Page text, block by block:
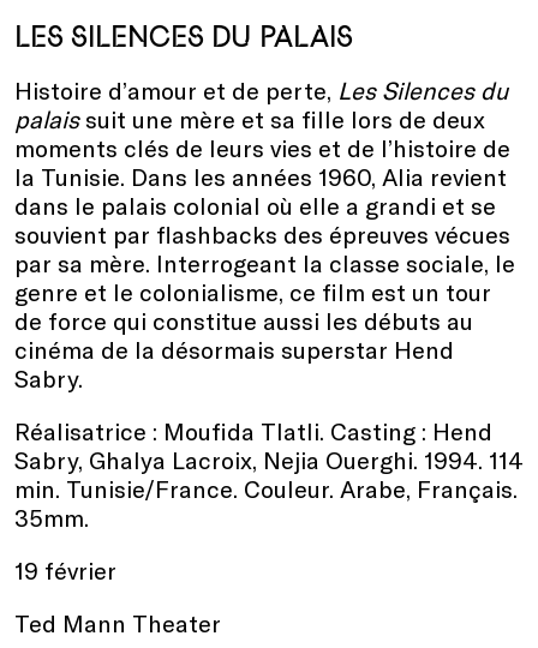
LES SILENCES DU PALAIS
Histoire d’amour et de perte, Les Silences du
palaissuit une mère et sa fille lors de deux
moments clés de leurs vies et de l’histoire de
la Tunisie. Dans les années 1960, Alia revient
dans le palais colonial où elle a grandi et se
souvient par flashbacks des épreuves vécues
par sa mère. Interrogeant la classe sociale, le
genre et le colonialisme, ce film est un tour
de force qui constitue aussi les débuts au
cinéma de la désormais superstar Hend
Sabry.
Réalisatrice : Moufida Tlatli. Casting : Hend
Sabry, Ghalya Lacroix, Nejia Ouerghi. 1994. 114
min. Tunisie/France. Couleur. Arabe, Français.
35mm.
19 février
Ted Mann Theater